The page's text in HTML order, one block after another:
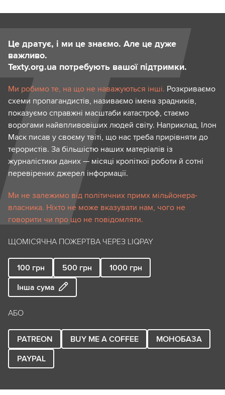
Це дратує, і ми це знаємо. Але це дуже
важливо.
Texty.org.ua потребують вашої підтримки.
Ми робимо те, на що не наважуються інші. Розкриваємо
схеми пропагандистів, називаємо імена зрадників,
показуємо справжні масштаби катастроф, стаємо
ворогами найвпливовіших людей світу. Наприклад, Ілон
Маск писав у своєму твіті, що нас треба прирівняти до
терористів. За більшістю наших матеріалів із
журналістики даних — місяці кропіткої роботи й сотні
перевірених джерел інформації.
Ми не залежимо від політичних примх мільйонера-
власника. Ніхто не може вказувати нам, чого не
говорити чи про що не повідомляти.
ЩОМІСЯЧНА ПОЖЕРТВА ЧЕРЕЗ LIQPAY
100 грн 500 грн 1000 грн
Інша сума
АБО
PATREON BUY ME A COFFEE
МОНОБАЗА
PAYPAL